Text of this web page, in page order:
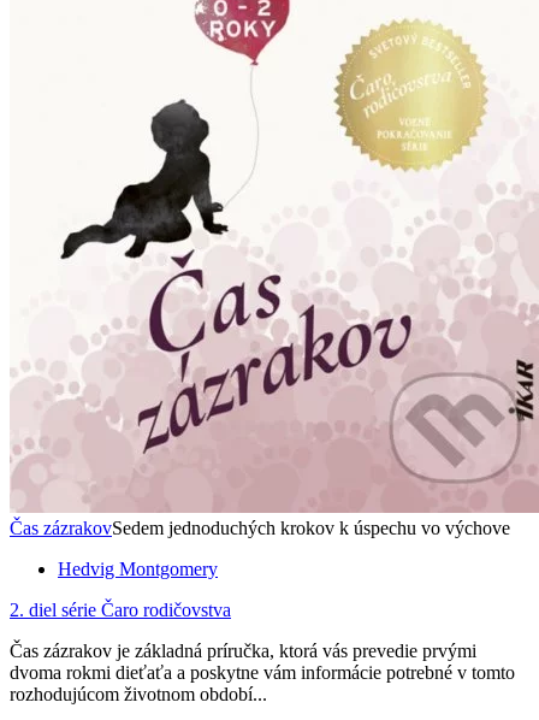
Čas zázrakovSedem jednoduchých krokov k úspechu vo výchove
Hedvig Montgomery
2. diel série Čaro rodičovstva
Čas zázrakov je základná príručka, ktorá vás prevedie prvými
dvoma rokmi dieťaťa a poskytne vám informácie potrebné v tomto
rozhodujúcom životnom období...